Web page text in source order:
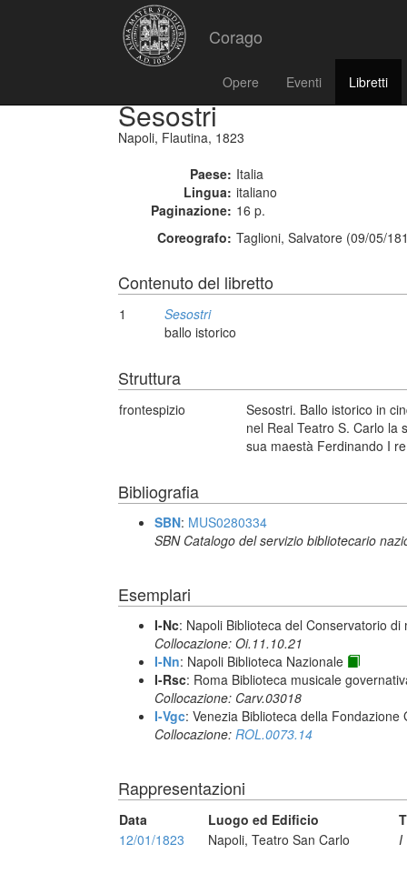
Corago
Opere Eventi Libretti
Sesostri
Napoli, Flautina, 1823
Paese: Italia
Lingua: italiano
Paginazione: 16 p.
Coreografo: Taglioni, Salvatore (09/05/
Contenuto del libretto
1
Sesostri
ballo istorico
Struttura
frontespizio
Sesostri. Ballo istorico in
nel Real Teatro S. Carlo la
sua maestà Ferdinando I
Bibliografia
SBN: MUS0280334
SBN Catalogo del servizio bibliotecario
Esemplari
I-Nc: Napoli Biblioteca del Conservatorio
Collocazione: Oi.11.10.21
I-Nn: Napoli Biblioteca Nazionale
I-Rsc: Roma Biblioteca musicale
Collocazione: Carv.03018
I-Vgc: Venezia Biblioteca della Fondazione
Collocazione: ROL.0073.14
Rappresentazioni
Data Luogo ed Edificio
12/01/1823
Napoli, Teatro San Carlo I